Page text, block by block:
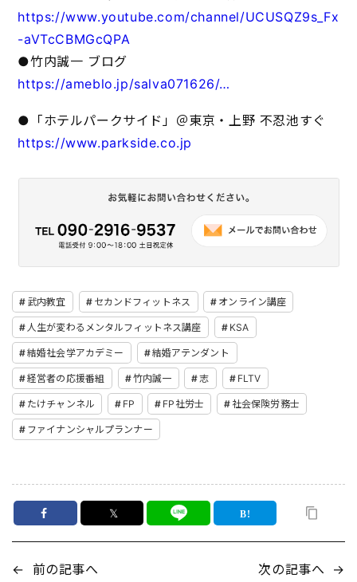
https://www.youtube.com/channel/UCUSQZ9s_Fx
-aVTcCBMGcQPA
●竹内誠一 ブログ
https://ameblo.jp/salva071626/…
●「ホテルパークサイド」＠東京・上野 不忍池すぐ
https://www.parkside.co.jp
武内教宜 セカンドフィットネス オンライン講座
人生が変わるメンタルフィットネス講座 KSA
結婚社会学アカデミー 結婚アテンダント
経営者の応援番組 竹内誠一 志 FLTV
たけチャンネル FP FP社労士 社会保険労務士
ファイナンシャルプランナー
𝕏
← 前の記事へ 次の記事へ →